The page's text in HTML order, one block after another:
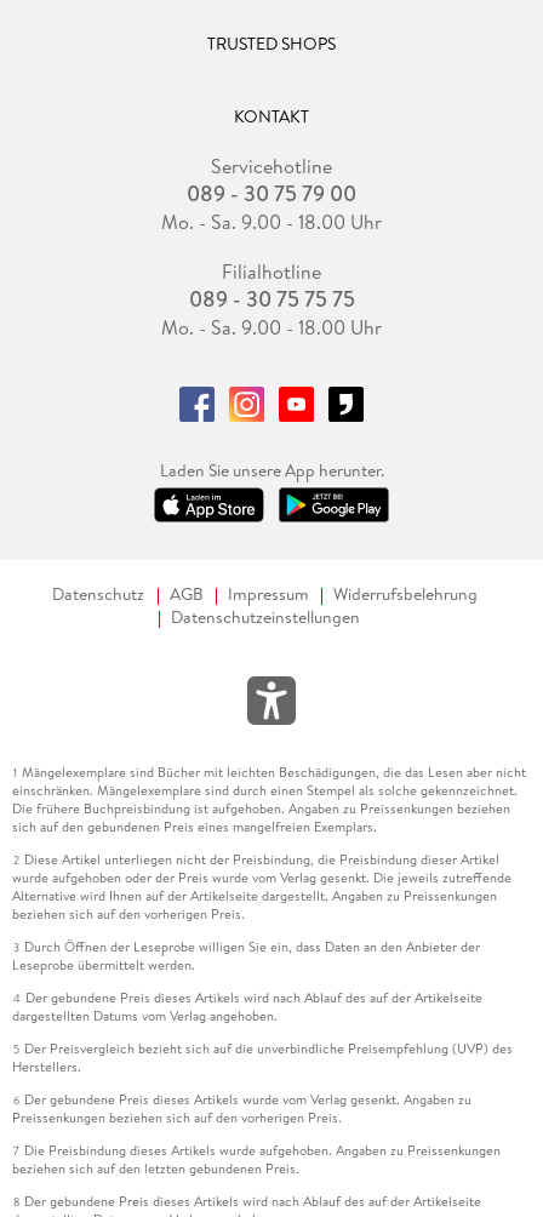
TRUSTED SHOPS
KONTAKT
Servicehotline
089 - 30 75 79 00
Mo. - Sa. 9.00 - 18.00 Uhr
Filialhotline
089 - 30 75 75 75
Mo. - Sa. 9.00 - 18.00 Uhr
Laden Sie unsere App herunter.
Datenschutz AGB Impressum
Widerrufsbelehrung
Datenschutzeinstellungen
1 Mängelexemplare sind Bücher mit leichten Beschädigungen, die das Lesen aber nicht
einschränken. Mängelexemplare sind durch einen Stempel als solche gekennzeichnet.
Die frühere Buchpreisbindung ist aufgehoben. Angaben zu Preissenkungen beziehen
sich auf den gebundenen Preis eines mangelfreien Exemplars.
2 Diese Artikel unterliegen nicht der Preisbindung, die Preisbindung dieser Artikel
wurde aufgehoben oder der Preis wurde vom Verlag gesenkt. Die jeweils zutreffende
Alternative wird Ihnen auf der Artikelseite dargestellt. Angaben zu Preissenkungen
beziehen sich auf den vorherigen Preis.
3 Durch Öffnen der Leseprobe willigen Sie ein, dass Daten an den Anbieter der
Leseprobe übermittelt werden.
4 Der gebundene Preis dieses Artikels wird nach Ablauf des auf der Artikelseite
dargestellten Datums vom Verlag angehoben.
5 Der Preisvergleich bezieht sich auf die unverbindliche Preisempfehlung (UVP) des
Herstellers.
6 Der gebundene Preis dieses Artikels wurde vom Verlag gesenkt. Angaben zu
Preissenkungen beziehen sich auf den vorherigen Preis.
7 Die Preisbindung dieses Artikels wurde aufgehoben. Angaben zu Preissenkungen
beziehen sich auf den letzten gebundenen Preis.
8 Der gebundene Preis dieses Artikels wird nach Ablauf des auf der Artikelseite